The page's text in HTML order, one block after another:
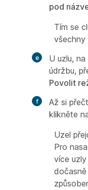
pod
Tím se
všechny
U uzlu,
údržbu,
Povolit
Až si
klikněte
Uzel
Pro
více